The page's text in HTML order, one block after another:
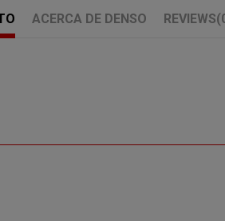
ACERCA DE DENSO REVIEWS